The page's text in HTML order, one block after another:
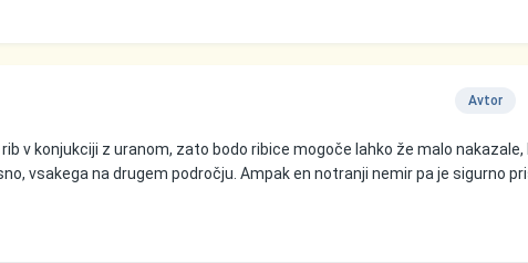
Avtor
v konjukciji z uranom, zato bodo ribice mogoče lahko že malo nakazale,
vsakega na drugem področju. Ampak en notranji nemir pa je sigurno